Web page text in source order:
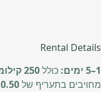
Rental Details
1–5 ימים:
כולל250 קילומטרים חינם ביום
מחויבים בתעריף של0.50 אירו לק"מ